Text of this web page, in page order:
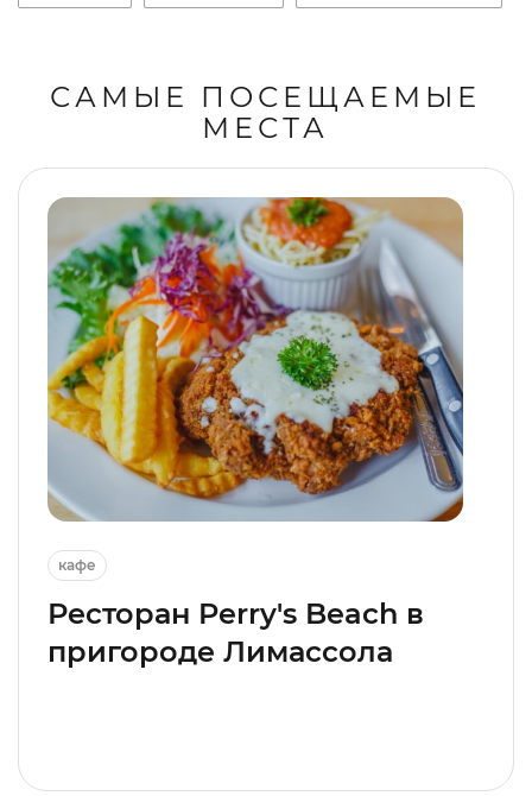
САМЫЕ ПОСЕЩАЕМЫЕ
МЕСТА
кафе
Ресторан Perry's Beach в
пригороде Лимассола